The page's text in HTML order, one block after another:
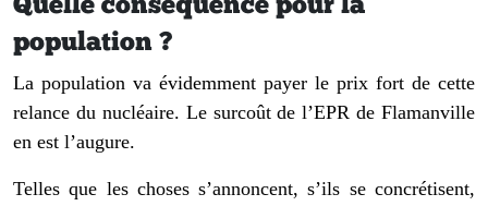
Quelle conséquence pour la
population ?
La population va évidemment payer le prix fort de cette
relance du nucléaire. Le surcoût de l’EPR de Flamanville
en est l’augure.
Telles que les choses s’annoncent, s’ils se concrétisent,